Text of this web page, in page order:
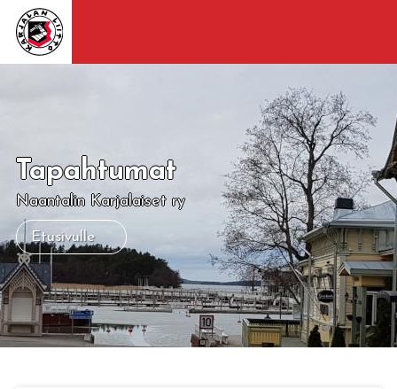
Tapahtumat
Naantalin Karjalaiset ry
Etusivulle